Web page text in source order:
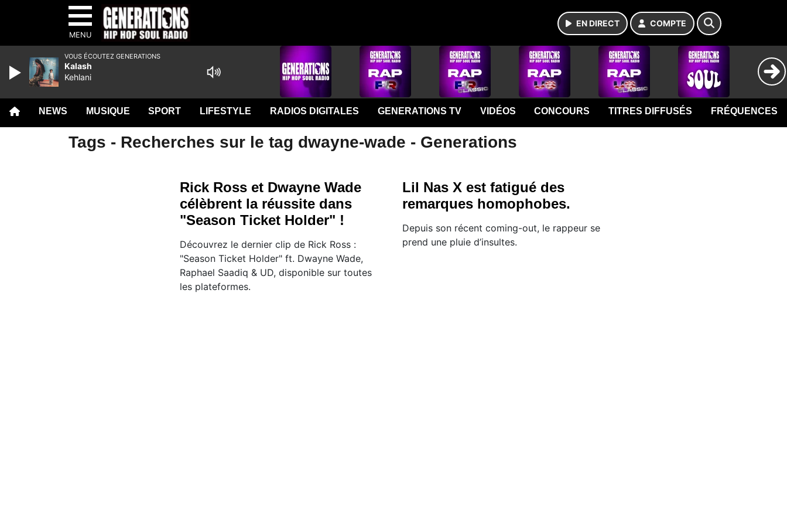
MENU
EN DIRECT COMPTE
NEWS MUSIQUE SPORT LIFESTYLE RADIOS DIGITALES GENERATIONS TV VIDÉOS CONCOURS TITRES DIFFUSÉS FRÉQUENCES
Tags - Recherches sur le tag dwayne-wade - Generations
Rick Ross et Dwayne Wade
célèbrent la réussite dans
"Season Ticket Holder" !
Découvrez le dernier clip de Rick Ross :
"Season Ticket Holder" ft. Dwayne Wade,
Raphael Saadiq & UD, disponible sur toutes
les plateformes.
Lil Nas X est fatigué des
remarques homophobes.
Depuis son récent coming-out, le rappeur se
prend une pluie d’insultes.
VOUS ÉCOUTEZ GENERATIONS
Kalash
Kehlani